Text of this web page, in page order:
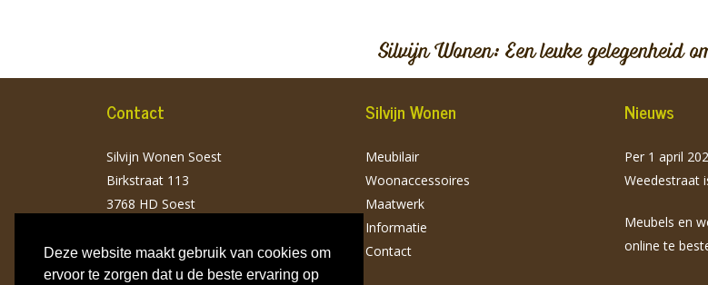
Deze website maakt gebruik van cookies om
ervoor te zorgen dat u de beste ervaring op
Silvijn Wonen: Een leuke gelegenheid
Contact
Silvijn Wonen Soest
Birkstraat 113
3768 HD Soest
info@silvijnwonen.nl
Silvijn Wonen
Meubilair
Woonaccessoires
Maatwerk
Informatie
Contact
Nieuws
Per 1 april
Weedestraat
Meubels en
online te